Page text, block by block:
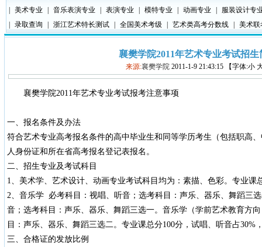
美术专业 音乐表演专业 表演专业 模特专业 动画专业
服装设计专
录取查询 浙江艺术特长测试 全国美术考级 艺术类高考分数线 美术联
襄樊学院2011年艺术专业考试招生
来源:襄樊学院 2011-1-9 21:43:15 【字体:小
襄樊学院2011年艺术专业考试报考注意事项
一、报名条件及办法
符合艺术专业高考报名条件的高中毕业生和同等学历考生（包括职高
人身份证和所在省高考报名登记表报名。
二、招生专业及考试科目
1、美术学、艺术设计、动画专业考试科目均为：素描、色彩。专业课
2、音乐学 必考科目：视唱、听音；选考科目：声乐、器乐、舞蹈三
音；选考科目：声乐、器乐、舞蹈三选一。音乐学（学前艺术教育方
目：声乐、器乐、舞蹈三选二。专业课总分100分，试唱、听音占30%
三、合格证的发放比例